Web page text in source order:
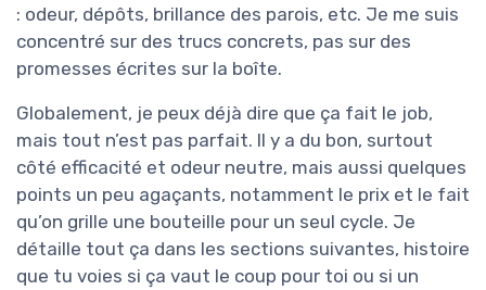
: odeur, dépôts, brillance des parois, etc. Je me suis
concentré sur des trucs concrets, pas sur des
promesses écrites sur la boîte.
Globalement, je peux déjà dire que ça fait le job,
mais tout n’est pas parfait. Il y a du bon, surtout
côté efficacité et odeur neutre, mais aussi quelques
points un peu agaçants, notamment le prix et le fait
qu’on grille une bouteille pour un seul cycle. Je
détaille tout ça dans les sections suivantes, histoire
que tu voies si ça vaut le coup pour toi ou si un